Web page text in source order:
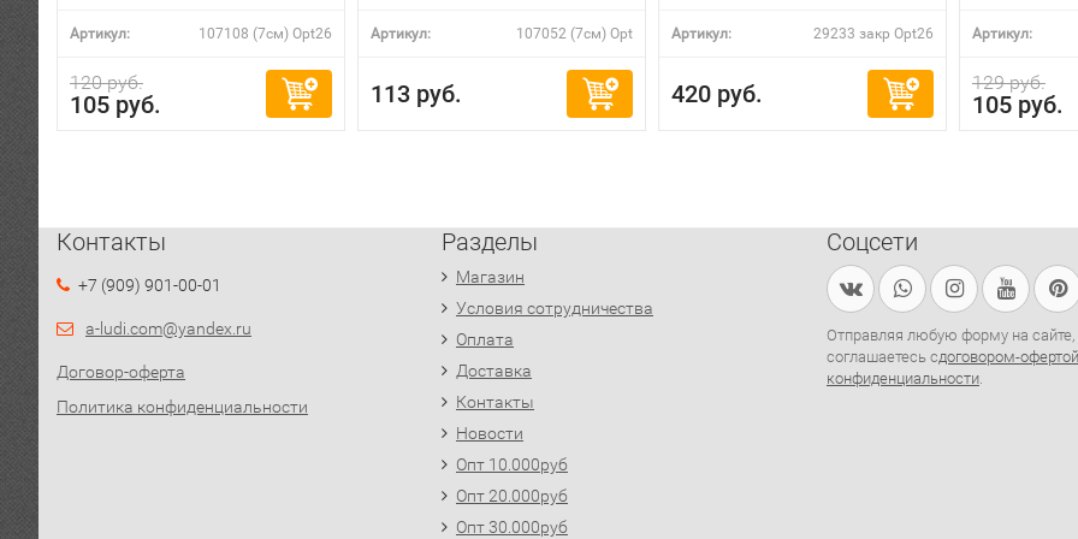
Артикул: 107108 (7см) Opt26
120 руб.
105 руб.
Артикул: 107052 (7см) Opt
113 руб.
Артикул: 29233 закр Opt26
420 руб.
Артикул:
129 руб.
105 руб.
Контакты
+7 (909) 901-00-01
a-ludi.com@yandex.ru
Договор-оферта
Политика конфиденциальности
Разделы
Магазин
Условия сотрудничества
Оплата
Доставка
Контакты
Новости
Опт 10.000руб
Опт 20.000руб
Опт 30.000руб
Соцсети
Отправляя любую форму на
соглашаетесь сдоговором-офертой
конфиденциальности.